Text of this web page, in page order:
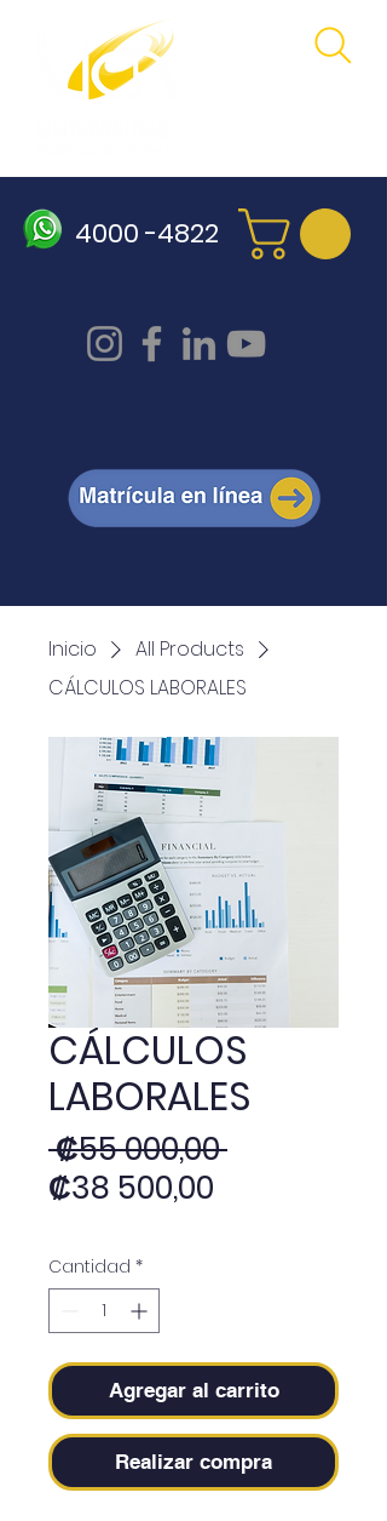
4000 -4822
Inicio
All Products
CÁLCULOS LABORALES
CÁLCULOS
LABORALES
₡55 000,00 Precio
₡38 500,00
Cantidad *
Agregar al carrito
Realizar compra